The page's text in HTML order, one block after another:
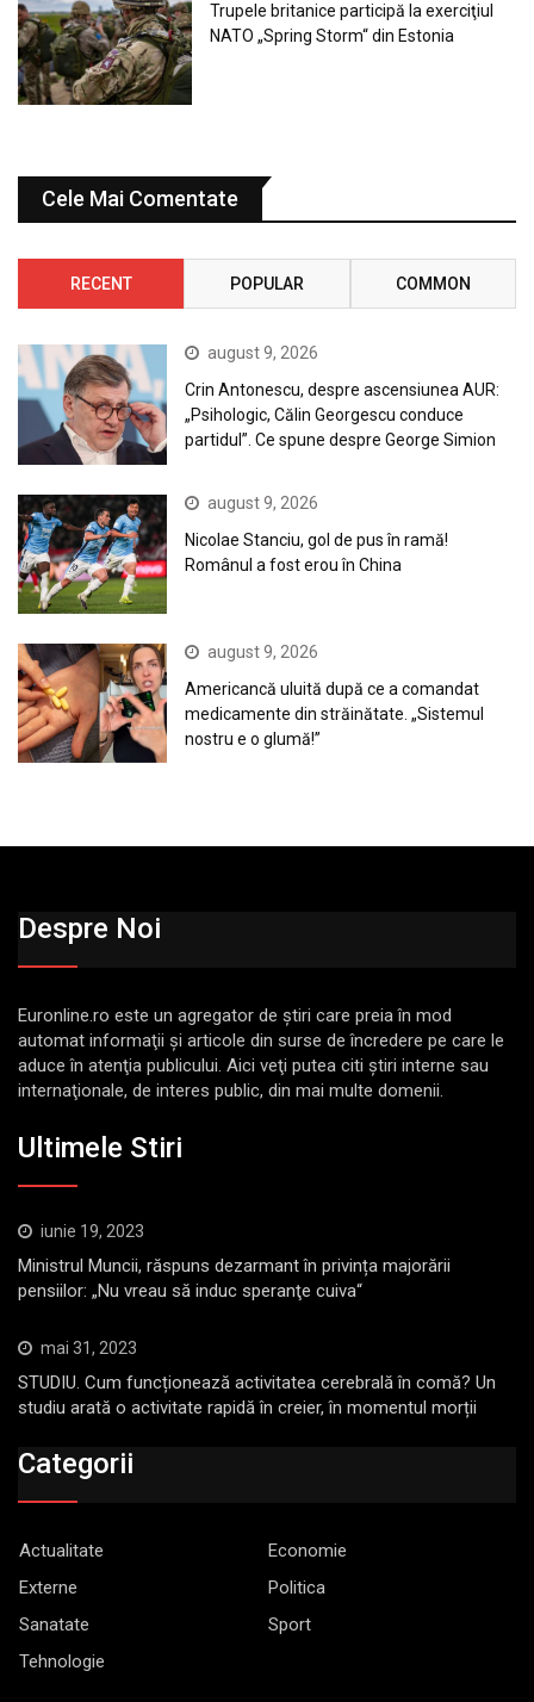
Trupele britanice participă la exerciţiul
NATO „Spring Storm“ din Estonia
Cele Mai Comentate
RECENT POPULAR COMMON
august 9, 2026
Crin Antonescu, despre ascensiunea AUR:
„Psihologic, Călin Georgescu conduce
partidul”. Ce spune despre George Simion
august 9, 2026
Nicolae Stanciu, gol de pus în ramă!
Românul a fost erou în China
august 9, 2026
Americancă uluită după ce a comandat
medicamente din străinătate. „Sistemul
nostru e o glumă!”
Despre Noi
Euronline.ro este un agregator de ştiri care preia în mod
automat informaţii şi articole din surse de încredere pe care le
aduce în atenţia publicului. Aici veţi putea citi ştiri interne sau
internaţionale, de interes public, din mai multe domenii.
Ultimele Stiri
iunie 19, 2023
Ministrul Muncii, răspuns dezarmant în privința majorării
pensiilor: „Nu vreau să induc speranţe cuiva“
mai 31, 2023
STUDIU. Cum funcționează activitatea cerebrală în comă? Un
studiu arată o activitate rapidă în creier, în momentul morții
Categorii
Actualitate
Economie
Externe
Politica
Sanatate
Sport
Tehnologie